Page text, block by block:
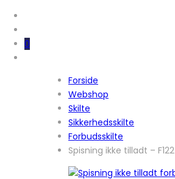
0
Forside
Webshop
Skilte
Sikkerhedsskilte
Forbudsskilte
Spisning ikke tilladt – F122